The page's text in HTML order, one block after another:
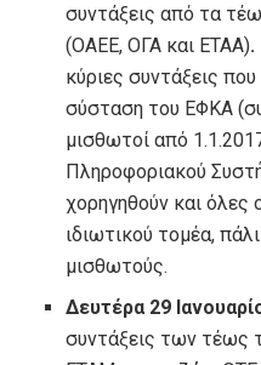
συντάξεις από τα
(ΟΑΕΕ, ΟΓΑ και ΕΤΑΑ).
κύριες συντάξεις
σύσταση του ΕΦΚΑ
μισθωτοί από
Πληροφοριακού
χορηγηθούν και όλες
ιδιωτικού τομέα,
μισθωτούς.
Δευτέρα 29
συντάξεις των τέως